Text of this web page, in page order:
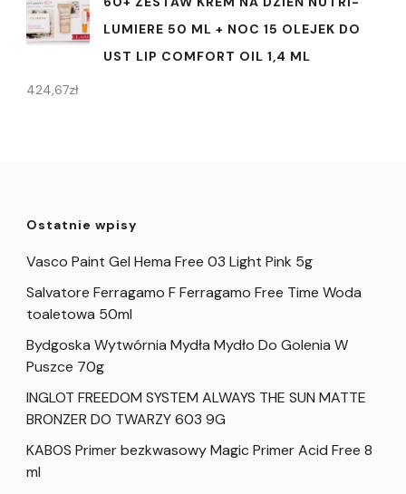
LUMIERE 50 ML + NOC 15 OLEJEK DO
UST LIP COMFORT OIL 1,4 ML
424,67zł
Ostatnie wpisy
Vasco Paint Gel Hema Free 03 Light Pink 5g
Salvatore Ferragamo F Ferragamo Free Time Woda
toaletowa 50ml
Bydgoska Wytwórnia Mydła Mydło Do Golenia W
Puszce 70g
INGLOT FREEDOM SYSTEM ALWAYS THE SUN MATTE
BRONZER DO TWARZY 603 9G
KABOS Primer bezkwasowy Magic Primer Acid Free 8
ml